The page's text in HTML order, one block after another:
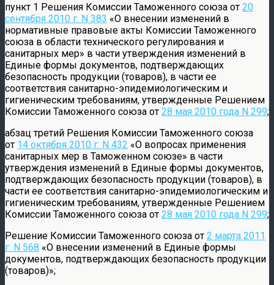
пункт 1 Решения Комиссии Таможенного союза от 20
сентября 2010 г. N 383 «О внесении изменений в
нормативные правовые акты Комиссии Таможенного
союза в области технического регулирования и
санитарных мер» в части утверждения изменений в
Единые формы документов, подтверждающих
безопасность продукции (товаров), в части ее
соответствия санитарно-эпидемиологическим и
гигиеническим требованиям, утвержденные Решением
Комиссии Таможенного союза от 28 мая 2010 года N 299;
абзац третий Решения Комиссии Таможенного союза
от 14 октября 2010 г. N 432 «О вопросах применения
санитарных мер в Таможенном союзе» в части
утверждения изменений в Единые формы документов,
подтверждающих безопасность продукции (товаров), в
части ее соответствия санитарно-эпидемиологическим и
гигиеническим требованиям, утвержденные Решением
Комиссии Таможенного союза от 28 мая 2010 года N 299;
Решение Комиссии Таможенного союза от 2 марта 2011
г. N 568 «О внесении изменений в Единые формы
документов, подтверждающих безопасность продукции
(товаров)»;